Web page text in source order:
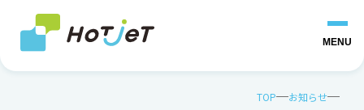
MENU
TOP
お知らせ